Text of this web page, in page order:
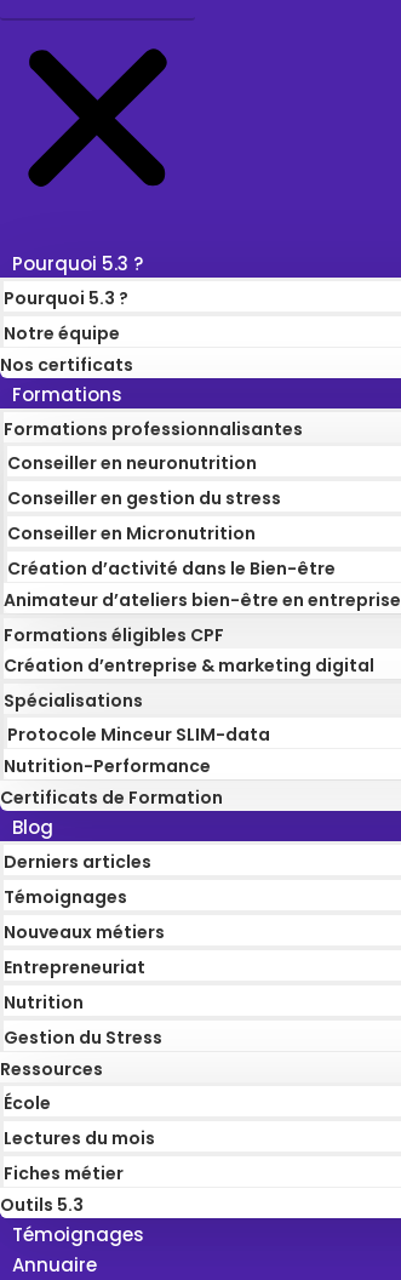
Pourquoi 5.3 ?
Pourquoi 5.3 ?
Notre équipe
Nos certificats
Formations
Formations professionnalisantes
Conseiller en neuronutrition
Conseiller en gestion du stress
Conseiller en Micronutrition
Création d’activité dans le Bien-être
Animateur d’ateliers bien-être en entreprise
Formations éligibles CPF
Création d’entreprise & marketing digital
Spécialisations
Protocole Minceur SLIM-data
Nutrition-Performance
Certificats de Formation
Blog
Derniers articles
Témoignages
Nouveaux métiers
Entrepreneuriat
Nutrition
Gestion du Stress
Ressources
École
Lectures du mois
Fiches métier
Outils 5.3
Témoignages
Annuaire